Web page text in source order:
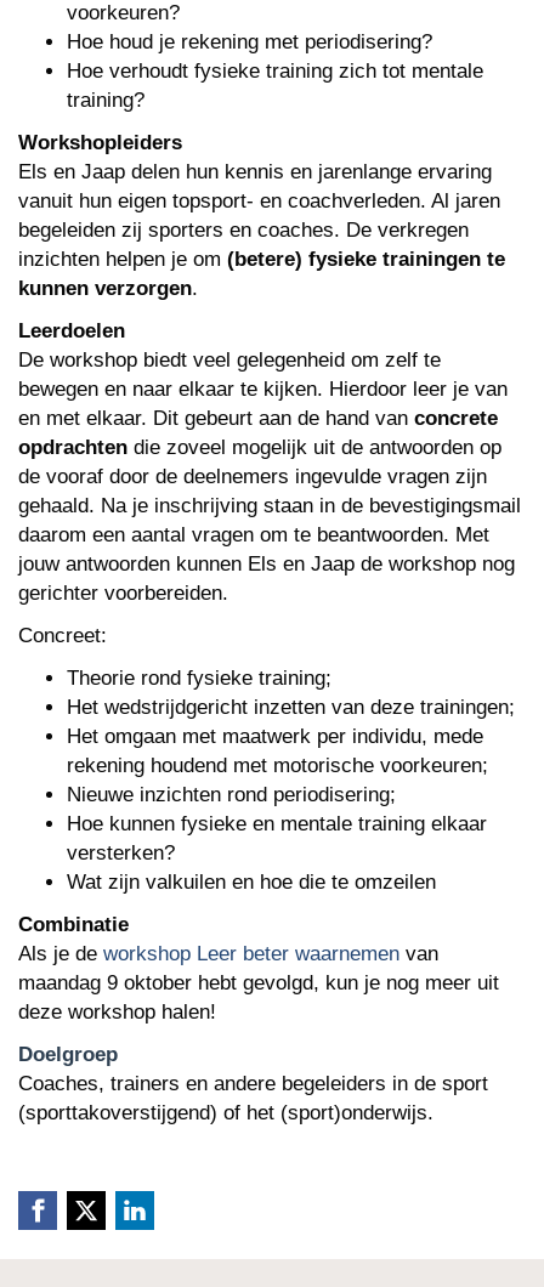
voorkeuren?
Hoe houd je rekening met periodisering?
Hoe verhoudt fysieke training zich tot mentale
training?
Workshopleiders
Els en Jaap delen hun kennis en jarenlange ervaring
vanuit hun eigen topsport- en coachverleden. Al jaren
begeleiden zij sporters en coaches. De verkregen
inzichten helpen je om (betere) fysieke trainingen te
kunnen verzorgen.
Leerdoelen
De workshop biedt veel gelegenheid om zelf te
bewegen en naar elkaar te kijken. Hierdoor leer je van
en met elkaar. Dit gebeurt aan de hand van concrete
opdrachten die zoveel mogelijk uit de antwoorden op
de vooraf door de deelnemers ingevulde vragen zijn
gehaald. Na je inschrijving staan in de bevestigingsmail
daarom een aantal vragen om te beantwoorden. Met
jouw antwoorden kunnen Els en Jaap de workshop nog
gerichter voorbereiden.
Concreet:
Theorie rond fysieke training;
Het wedstrijdgericht inzetten van deze trainingen;
Het omgaan met maatwerk per individu, mede
rekening houdend met motorische voorkeuren;
Nieuwe inzichten rond periodisering;
Hoe kunnen fysieke en mentale training elkaar
versterken?
Wat zijn valkuilen en hoe die te omzeilen
Combinatie
Als je de workshop Leer beter waarnemen van
maandag 9 oktober hebt gevolgd, kun je nog meer uit
deze workshop halen!
Doelgroep
Coaches, trainers en andere begeleiders in de sport
(sporttakoverstijgend) of het (sport)onderwijs.